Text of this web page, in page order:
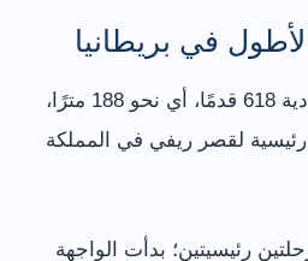
في بريطانيا
تبلغ الواجهة الشرقية البالادية 618 قدمًا، أي نحو 188 مترًا،
لقصر ريفي في المملكة
رئيسيتين؛ بدأت الواجهة